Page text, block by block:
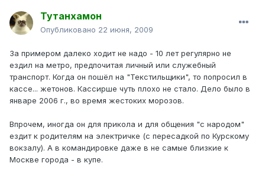
Тутанхамон
Опубликовано 22 июня, 2009
За примером далеко ходит не надо - 10 лет регулярно не
ездил на метро, предпочитая личный или служебный
транспорт. Когда он пошёл на "Текстильщики", то попросил в
кассе... жетонов. Кассирше чуть плохо не стало. Дело было в
январе 2006 г., во время жестоких морозов.
Впрочем, иногда он для прикола и для общения "с народом"
ездит к родителям на электричке (с пересадкой по Курскому
вокзалу). А в командировке даже в не самые близкие к
Москве города - в купе.